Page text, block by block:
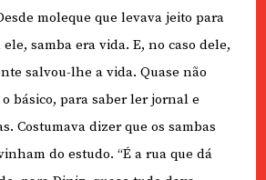
moleque que levava jeito para
samba era vida. E, no caso dele,
salvou-lhe a vida. Quase não
básico, para saber ler jornal e
Costumava dizer que os sambas
do estudo. “É a rua que dá